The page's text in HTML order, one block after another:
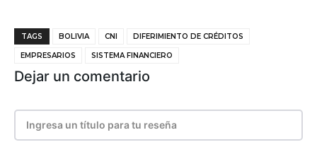
TAGS BOLIVIA CNI DIFERIMIENTO DE CRÉDITOS
EMPRESARIOS SISTEMA FINANCIERO
Dejar un comentario